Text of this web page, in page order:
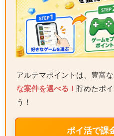
アルテマポイントは、豊富
な案件を選べる！ 貯めたポ
う！
ポイ活で課